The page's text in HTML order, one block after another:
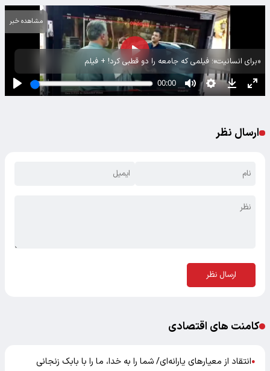
«برای انسانیت»؛ فیلمی که جامعه را دو قطبی کرد! + فیلم
مشاهده خبر
ارسال نظر
ارسال نظر
کامنت های اقتصادی
●انتقاد از معیارهای یارانه‌ای/ شما را به خدا، ما را با بابک زنجانی